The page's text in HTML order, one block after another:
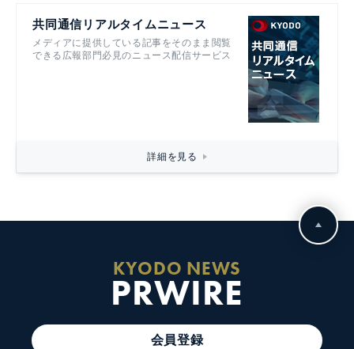
共同通信リアルタイムニュース
メディアに提供している記事をそのまま閲覧
できる広報部門必見のニュース配信サービス
詳細を見る
KYODO NEWS
PRWIRE
会員登録